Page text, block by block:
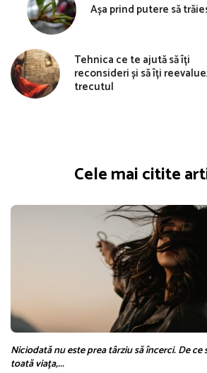
Așa prind putere să
Tehnica ce te ajută să îți
reconsideri și să îți
trecutul
Cele mai citite
Niciodată nu este prea târziu să încerci. De
toată viața,...